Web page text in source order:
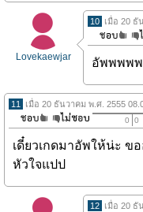
Lovekaewjar
10 เมื่อ 20 ธั
อัพพพพ
11 เมื่อ 20 ธันวาคม พ.ศ. 2555
0 0
เดี๋ยวเกดมาอัพให้น่ะ ข
หัวใจแปป
12 เมื่อ 20 ธั